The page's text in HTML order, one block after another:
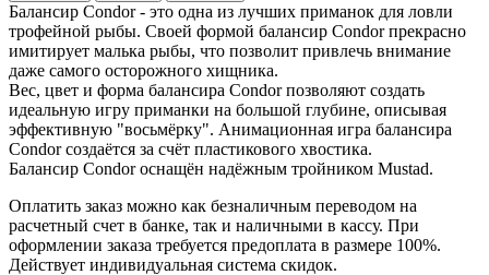
Балансир Condor - это одна из лучших приманок для ловли
трофейной рыбы. Своей формой балансир Condor прекрасно
имитирует малька рыбы, что позволит привлечь внимание
даже самого осторожного хищника.
Вес, цвет и форма балансира Condor позволяют создать
идеальную игру приманки на большой глубине, описывая
эффективную "восьмёрку". Анимационная игра балансира
Condor создаётся за счёт пластикового хвостика.
Балансир Condor оснащён надёжным тройником Mustad.
Оплатить заказ можно как безналичным переводом на
расчетный счет в банке, так и наличными в кассу. При
оформлении заказа требуется предоплата в размере 100%.
Действует индивидуальная система скидок.